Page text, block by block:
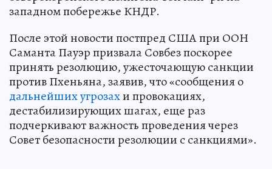
западном побережье КНДР.
После этой новости постпред США при ООН
Саманта Пауэр призвала Совбез поскорее
принять резолюцию, ужесточающую санкции
против Пхеньяна, заявив, что «сообщения о
дальнейших угрозахи провокациях,
дестабилизирующих шагах, еще раз
подчеркивают важность проведения через
Совет безопасности резолюции с санкциями».